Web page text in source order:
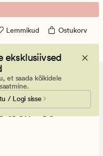
Lemmikud Ostukorv
eksklusiivsed
et saada kõikidele
/ Logi sisse
arvustust
hinnanguga
4.5
4.5
toon - 80